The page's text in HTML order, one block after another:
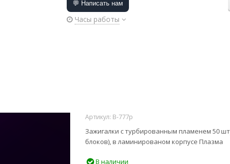
💬 Написать нам
Часы работы
Артикул: B-777p
Зажигалки с турбированным пламенем 50
блоков), в ламинированом корпусе Плазма
В наличии